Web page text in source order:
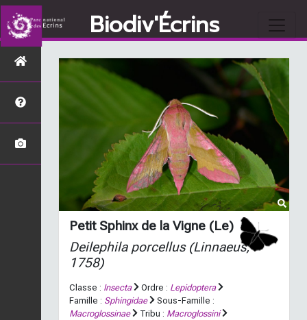
Biodiv'Écrins
Petit Sphinx de la Vigne (Le)
Deilephila porcellus(Linnaeus,
1758)
Classe : Insecta Ordre : Lepidoptera
Famille : Sphingidae
Sous-Famille :
Macroglossinae
Tribu : Macroglossini